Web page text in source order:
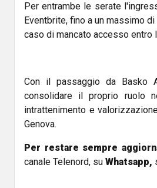
Per entrambe le serate
Eventbrite, fino a un massimo
caso di mancato accesso entro
Con il passaggio da Basko
consolidare il proprio ruolo
intrattenimento e
Genova.
Per restare sempre
canale Telenord, su Whatsapp,